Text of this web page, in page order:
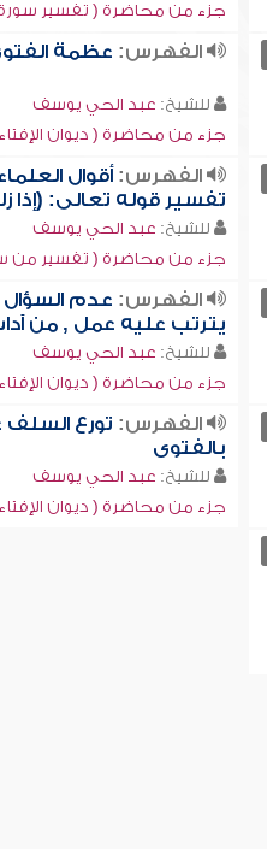
جزء من محاضرة ( تفسير سورة
الفهرس: عظمة
للشيخ: عبد الحي يوسف
جزء من محاضرة ( ديوان الإفتاء
الفهرس: أقوال
تفسير قوله تعالى: (إذا
للشيخ: عبد الحي يوسف
جزء من محاضرة ( تفسير من
الفهرس: عدم السؤال
يترتب عليه عمل , من
للشيخ: عبد الحي يوسف
جزء من محاضرة ( ديوان الإفتاء
الفهرس: تورع السلف
بالفتوى
للشيخ: عبد الحي يوسف
جزء من محاضرة ( ديوان الإفتاء